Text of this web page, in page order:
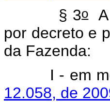
§ 3oA
por decreto e
da Fazenda:
I -
12.058, de